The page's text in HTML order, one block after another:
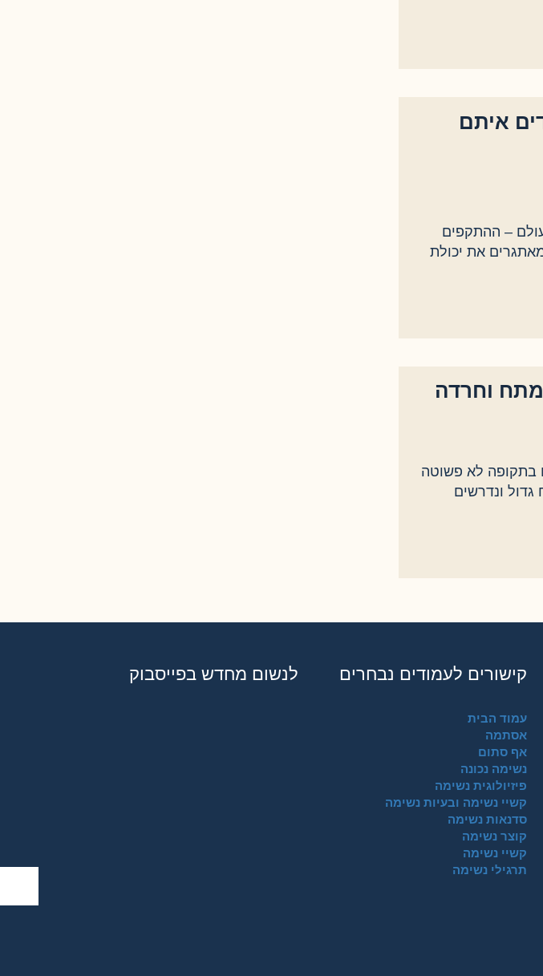
איתם
– ההתקפים
את יכולת
וחרדה
בתקופה לא פשוטה
ונדרשים
קישורים לעמודים נבחרים
עמוד הבית
אסתמה
אף סתום
נשימה נכונה
פיזיולוגית נשימה
קשיי נשימה ובעיות נשימה
סדנאות נשימה
קוצר נשימה
קשיי נשימה
תרגילי נשימה
לנשום מחדש בפייסבוק